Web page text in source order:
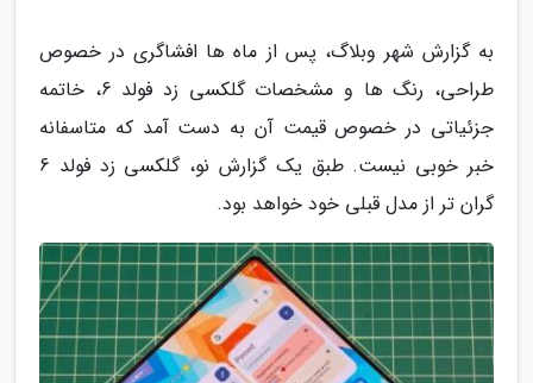
به گزارش شهر وبلاگ، پس از ماه ها افشاگری در خصوص
طراحی، رنگ ها و مشخصات گلکسی زد فولد 6، خاتمه
جزئیاتی در خصوص قیمت آن به دست آمد که متاسفانه
خبر خوبی نیست. طبق یک گزارش نو، گلکسی زد فولد 6
گران تر از مدل قبلی خود خواهد بود.